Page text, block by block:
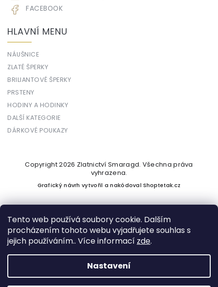
Tento web používá soubory cookie. Dalším
procházením tohoto webu vyjadřujete souhlas s
jejich používáním.. Více informací zde.
Nastavení
FACEBOOK
HLAVNÍ MENU
NÁUŠNICE
ZLATÉ ŠPERKY
BRILIANTOVÉ ŠPERKY
PRSTENY
HODINY A HODINKY
DALŠÍ KATEGORIE
DÁRKOVÉ POUKAZY
Vytvořil Shoptet
Copyright 2026 Zlatnictví Smaragd. Všechna práva
vyhrazena.
Grafický návrh vytvořil a nakódovalShoptetak.cz
Podle zákona o evidenci tržeb je prodávající povinen vystavit
kupujícímu účtenku. Zároveň je povinen zaevidovat přijatou